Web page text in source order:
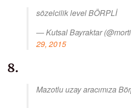
sözelcilik level BÖRPLİ
— Kutsal Bayraktar
29, 2015
8.
Mazotlu uzay aracımıza